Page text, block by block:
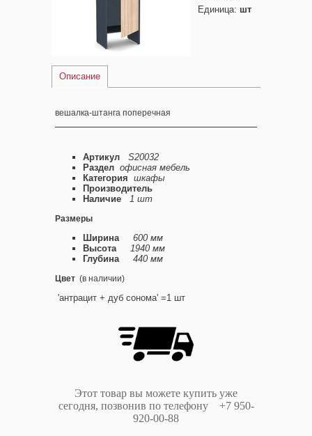
Единица: шт
Описание
вешалка-штанга поперечная
Артикул
S20032
Раздел офисная мебель
Категория шкафы
Производитель
Наличие
1 шт
Размеры
Ширина
600 мм
Высота
1940 мм
Глубина
440 мм
Цвет (в наличии)
'антрацит + дуб сонома' =1 шт
Этот товар вы можете купить уже
сегодня, позвонив по телефону +7 950-
920-00-88